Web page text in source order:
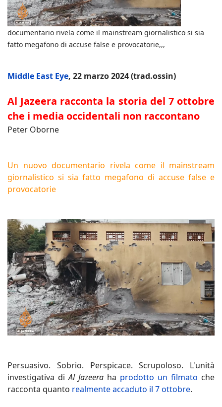
documentario rivela come il mainstream giornalistico si sia
fatto megafono di accuse false e provocatorie,,,
Middle East Eye, 22 marzo 2024 (trad.ossin)
Al Jazeera racconta la storia del 7 ottobre
che i media occidentali non raccontano
Peter Oborne
Un nuovo documentario rivela come il mainstream
giornalistico si sia fatto megafono di accuse false e
provocatorie
Persuasivo. Sobrio. Perspicace. Scrupoloso. L'unità
investigativa diAl Jazeera ha prodotto un filmato che
racconta quanto realmente accaduto il 7 ottobre.